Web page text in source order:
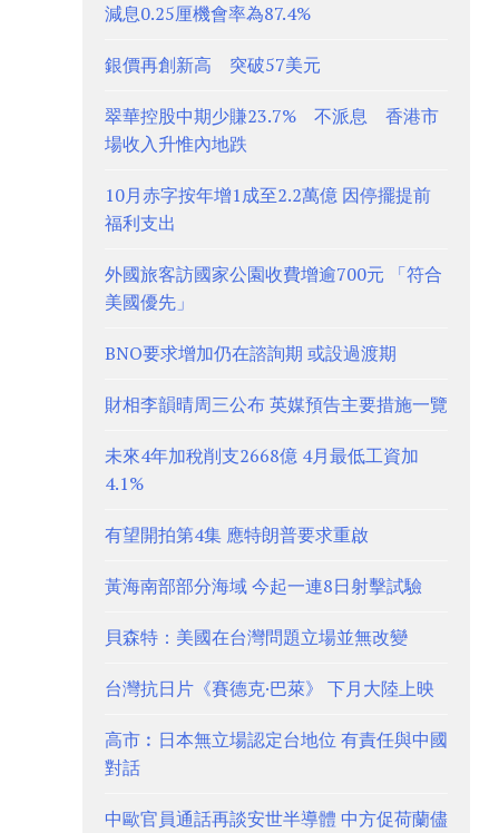
減息0.25厘機會率為87.4%
銀價再創新高 突破57美元
翠華控股中期少賺23.7% 不派息 香港市
場收入升惟內地跌
10月赤字按年增1成至2.2萬億 因停擺提前
福利支出
外國旅客訪國家公園收費增逾700元 「符合
美國優先」
BNO要求增加仍在諮詢期 或設過渡期
財相李韻晴周三公布 英媒預告主要措施一覽
未來4年加稅削支2668億 4月最低工資加
4.1%
有望開拍第4集 應特朗普要求重啟
黃海南部部分海域 今起一連8日射擊試驗
貝森特：美國在台灣問題立場並無改變
台灣抗日片《賽德克·巴萊》 下月大陸上映
高市︰日本無立場認定台地位 有責任與中國
對話
中歐官員通話再談安世半導體 中方促荷蘭儘